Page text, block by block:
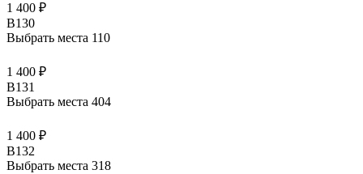
1 400 ₽
B130
Выбрать места 110
1 400 ₽
B131
Выбрать места 404
1 400 ₽
B132
Выбрать места 318